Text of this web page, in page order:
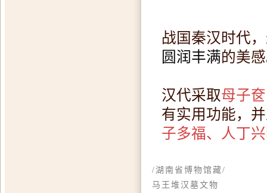
战国秦汉时代
圆润丰满的美
汉代采取母子奁
有实用功能，
子多福、人丁
/湖南省博物馆藏/
马王堆汉墓文物